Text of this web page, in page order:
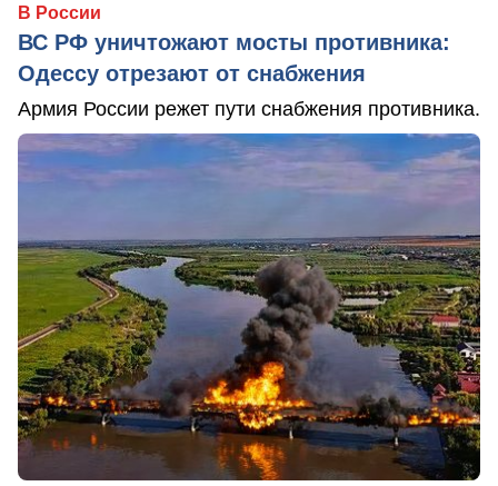
В России
ВС РФ уничтожают мосты противника:
Одессу отрезают от снабжения
Армия России режет пути снабжения противника.